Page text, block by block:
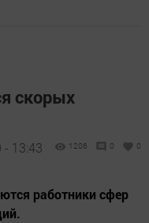
скорых
- 13:43 1206 0 0
работники сфер